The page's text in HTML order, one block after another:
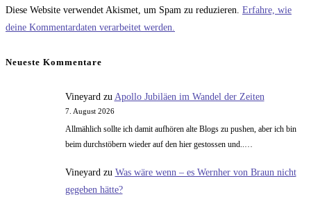
zum
Kommentieren
Adresse
zum
ein
URL
ein
Diese Website verwendet Akismet, um Spam zu reduzieren. Erfahre, wie
deine Kommentardaten verarbeitet werden.
Neueste Kommentare
Vineyardzu Apollo Jubiläen im Wandel der Zeiten
7. August 2026
Allmählich sollte ich damit aufhören alte Blogs zu pushen, aber ich bin
beim durchstöbern wieder auf den hier gestossen und..…
Vineyard zu Was wäre wenn – es Wernher von Braun nicht
gegeben hätte?